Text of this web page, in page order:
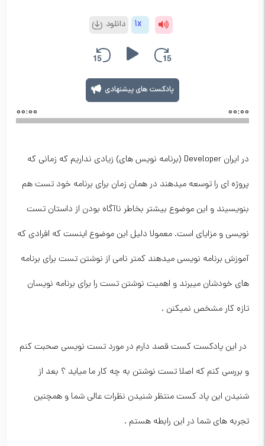
دانلود 1x
پادکست های پیشنهادی
00:00 00:00
در ایران Developer (برنامه نویس های) زیادی نداریم که زمانی که
پروژه ای را توسعه میدهند در همان زمان برای برنامه خود تست هم
بنویسیند و این موضوع بیشتر بخاطر ناآگاه بودن از داستان تست
نویسی و مزایای است. معمولا دلیل این موضوع اینست که افرادی که
آموزش برنامه نویسی میدهند کمتر نامی از نوشتن تست برای برنامه
های خودشان میبرند و اهمیت نوشتن تست را برای برنامه نویسان
تازه کار مشخص نمیکنن .
در این پادکست کست قصد دارم در مورد تست نویسی صحبت کنم
و بررسی کنم که اصلا تست نوشتن به چه کار ما میاید ؟ بعد از
شنیدن این پاد کست منتظر شنیدن نظرات عالی شما و همچنین
تجربه های شما در این رابطه هستم .